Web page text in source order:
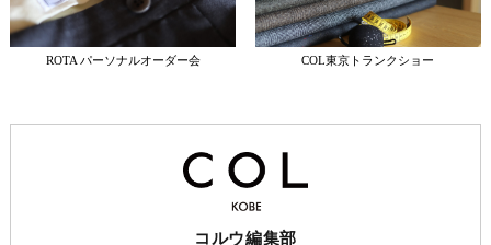
ROTA パーソナルオーダー会 COL東京トランクショー
コルウ編集部